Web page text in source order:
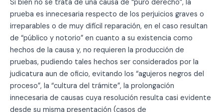
Si bien no se trata de una causa de “puro derecho”, la
prueba es innecesaria respecto de los perjuicios graves o
irreparables o de muy difícil reparación, en el caso resultan
de “público y notorio” en cuanto a su existencia como
hechos de la causa y, no requieren la producción de
pruebas, pudiendo tales hechos ser considerados por la
judicatura aun de oficio, evitando los “agujeros negros del
proceso”, la “cultura del trámite”, la prolongación
innecesaria de causas cuya resolución resulta casi evidente
desde su misma presentación (casos de